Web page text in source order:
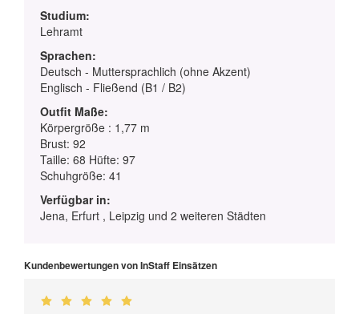
Studium:
Lehramt
Sprachen:
Deutsch - Muttersprachlich (ohne Akzent)
Englisch - Fließend (B1 / B2)
Outfit Maße:
Körpergröße : 1,77 m
Brust: 92
Taille: 68 Hüfte: 97
Schuhgröße: 41
Verfügbar in:
Jena, Erfurt , Leipzig und 2 weiteren Städten
Kundenbewertungen von InStaff Einsätzen